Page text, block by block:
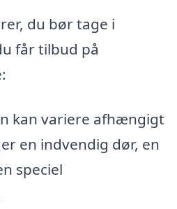
du bør tage i
får tilbud på
kan variere afhængigt
en indvendig dør, en
speciel